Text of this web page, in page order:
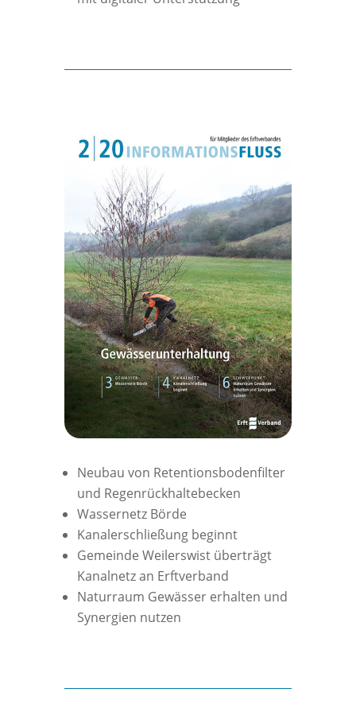
Neubau von Retentionsbodenfilter
und Regenrückhaltebecken
Wassernetz Börde
Kanalerschließung beginnt
Gemeinde Weilerswist überträgt
Kanalnetz an Erftverband
Naturraum Gewässer erhalten und
Synergien nutzen